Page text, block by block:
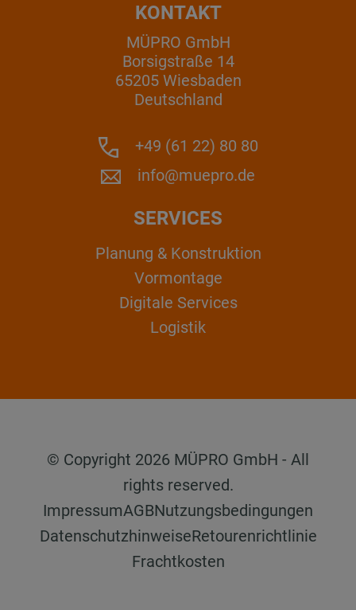
KONTAKT
MÜPRO GmbH
Borsigstraße 14
65205 Wiesbaden
Deutschland
+49 (61 22) 80 80
info@muepro.de
SERVICES
Planung & Konstruktion
Vormontage
Digitale Services
Logistik
© Copyright 2026 MÜPRO GmbH - All
rights reserved.
ImpressumAGBNutzungsbedingungen
DatenschutzhinweiseRetourenrichtlinie
Frachtkosten